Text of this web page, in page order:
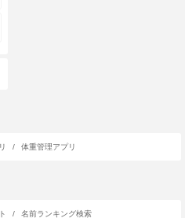
/ 体重管理アプリ
/
名前ランキング検索